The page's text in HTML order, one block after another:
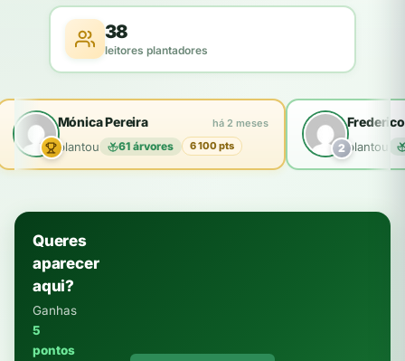
38
leitores plantadores
Mónica Pereira há 2 meses
plantou 61 árvores 6 100 pts 2 plantou
Queres
aparecer
aqui?
Ganhas
5
pontos